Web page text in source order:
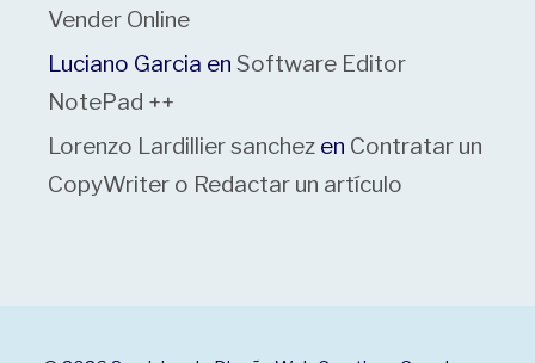
Vender Online
Luciano Garcia en Software Editor
NotePad ++
Lorenzo Lardillier sanchez en Contratar un
CopyWriter o Redactar un artículo